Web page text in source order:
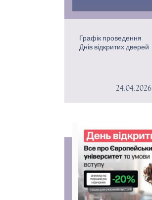
Графік проведення
Днів відкритих дверей
24.04.2026